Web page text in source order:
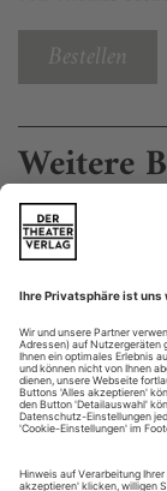
Bestellen
Weitere
Empfindsam
Robin Tritschlers
Die Londoner
und Robin
erschlichen.
aufgrund des
Royal Irish
renommierten
des Kathleen-